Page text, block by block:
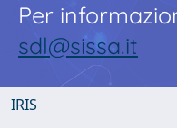
Per
sdl@sissa.it
IRIS